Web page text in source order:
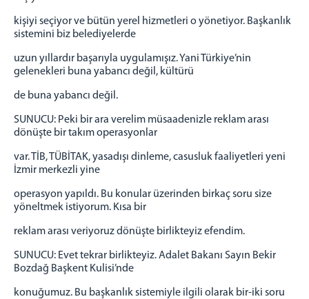
kişiyi seçiyor ve bütün yerel hizmetleri o yönetiyor. Başkanlık
sistemini biz belediyelerde
uzun yıllardır başarıyla uygulamışız. Yani Türkiye’nin
gelenekleri buna yabancı değil, kültürü
de buna yabancı değil.
SUNUCU: Peki bir ara verelim müsaadenizle reklam arası
dönüşte bir takım operasyonlar
var. TİB, TÜBİTAK, yasadışı dinleme, casusluk faaliyetleri yeni
İzmir merkezli yine
operasyon yapıldı. Bu konular üzerinden birkaç soru size
yöneltmek istiyorum. Kısa bir
reklam arası veriyoruz dönüşte birlikteyiz efendim.
SUNUCU: Evet tekrar birlikteyiz. Adalet Bakanı Sayın Bekir
Bozdağ Başkent Kulisi’nde
konuğumuz. Bu başkanlık sistemiyle ilgili olarak bir-iki soru